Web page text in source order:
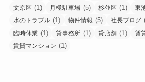
文京区 (1) 月極駐車場 (5) 杉並区 (1) 東
水のトラブル (1) 物件情報 (5) 社長ブログ
臨時休業 (1) 貸事務所 (1) 貸店舗 (1) 賃
賃貸マンション (1)